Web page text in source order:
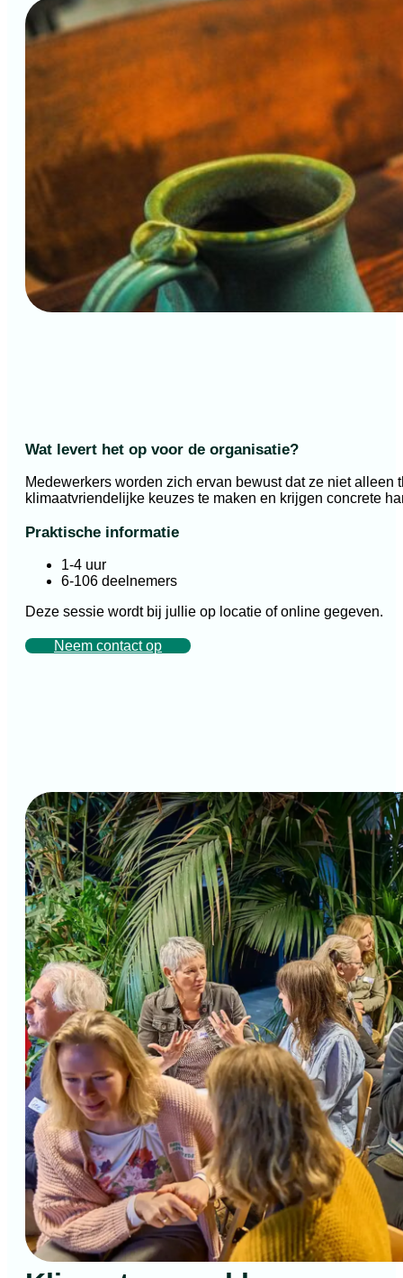
Wat levert het op voor de organisatie?
Medewerkers worden zich ervan bewust dat ze niet
klimaatvriendelijke keuzes te maken en krijgen concrete
Praktische informatie
1-4 uur
6-106 deelnemers
Deze sessie wordt bij jullie op locatie of online gegeven.
Neem contact op